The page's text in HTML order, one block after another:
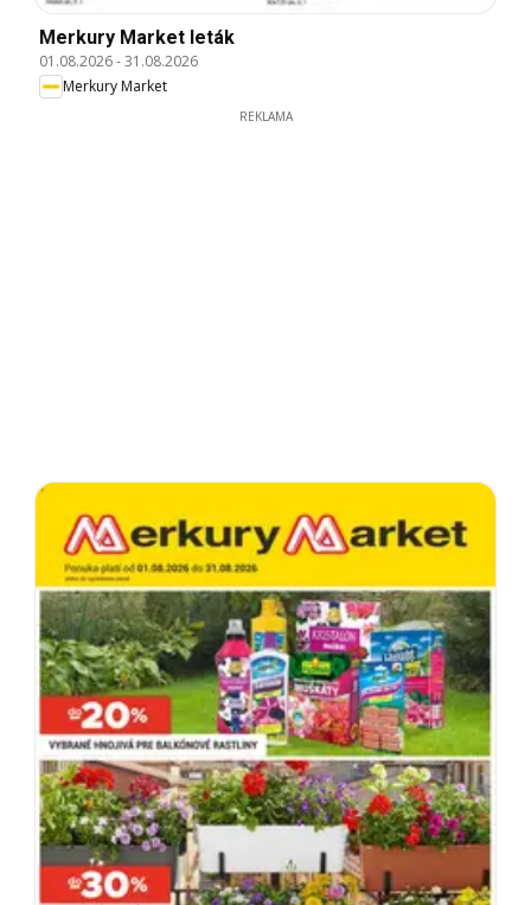
Merkury Market leták
01.08.2026-31.08.2026
Merkury Market
REKLAMA